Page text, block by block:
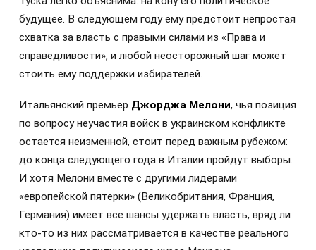
будущее. В следующем году ему предстоит непростая
схватка за власть с правыми силами из «Права и
справедливости», и любой неосторожный шаг может
стоить ему поддержки избирателей.
Итальянский премьер Джорджа Мелони, чья позиция
по вопросу неучастия войск в украинском конфликте
остается неизменной, стоит перед важным рубежом:
до конца следующего года в Италии пройдут выборы.
И хотя Мелони вместе с другими лидерами
«европейской пятерки» (Великобритания, Франция,
Германия) имеет все шансы удержать власть, вряд ли
кто-то из них рассматривается в качестве реального